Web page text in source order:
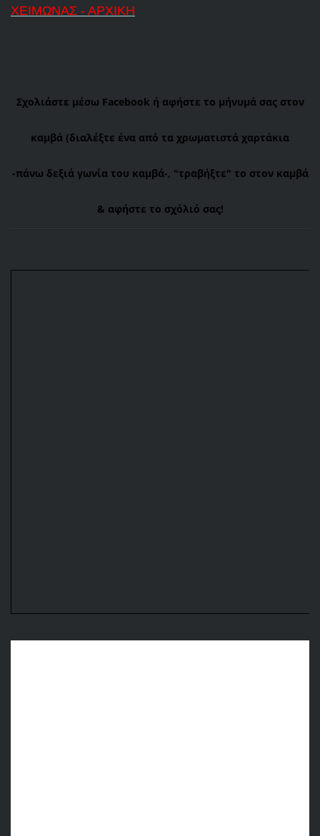
ΧΕΙΜΩΝΑΣ - ΑΡΧΙΚΗ
Σχολιάστε μέσω Facebook ή αφήστε το μήνυμά σας στον
καμβά (διαλέξτε ένα από τα χρωματιστά χαρτάκια
-πάνω δεξιά γωνία του καμβά-, "τραβήξτε" το στον καμβά
& αφήστε το σχόλιό σας!